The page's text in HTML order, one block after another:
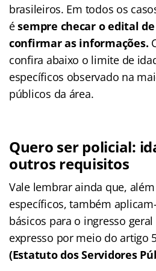
brasileiros. Em todos os
ésempre checar o edital
confirmar as informações.
confira abaixo o limite de
específicos observado na
públicos da área.
Quero ser policial:
outros requisitos
Vale lembrar ainda que,
específicos, também
básicos para o ingresso
expresso por meio do artigo
(Estatuto dos Servidores